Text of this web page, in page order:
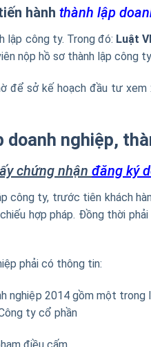
hành thành lập
lập công ty. Trong đó: Luật
nộp hồ sơ thành lập công
để sở kế hoạch đầu tư xem
doanh nghiệp,
chứng nhận đăng ký
công ty, trước tiên khách
hợp pháp. Đồng thời
phải có thông tin:
nghiệp 2014 gồm một trong
ty cổ phần